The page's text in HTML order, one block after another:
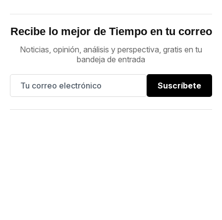
Recibe lo mejor de Tiempo en tu correo
Noticias, opinión, análisis y perspectiva, gratis en tu
bandeja de entrada
Suscríbete